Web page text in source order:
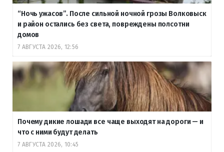
“Ночь ужасов”. После сильной ночной грозы Волковыск
и район остались без света, повреждены полсотни
домов
7 АВГУСТА 2026, 12:56
Почему дикие лошади все чаще выходят на дороги — и
что с ними будут делать
7 АВГУСТА 2026, 10:45